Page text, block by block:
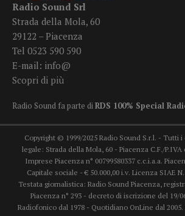
Radio Sound Srl
Strada della Mola, 60
29122 – Piacenza
Tel 0523 590 590
E-mail: info@
Scopri di più
Radio Sound fa parte diRDS 100% Special
Copyright © 1999/2025 Radio Sound S.r.l. - Tutti
legale: Strada della Mola, 60 - Piacenza C.F./
Imprese Piacenza n° 00799580337 c.c.i.a.a.
Capitale sociale - € 50.000,00 i.v. Licenza SIAE N.
Testata giornalistica: Radio Sound Piacenza,
Piacenza n° 293 - decreto di iscrizione del 19/
Radiofonico dal 1978 - Quotidiano OnLine dal 2005.